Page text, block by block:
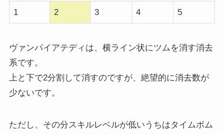
1 2 3 4 5
ヴァンパイアテディは、横ライン状にツムを消す消去
系です。
上と下で2分割して消すのですが、絶望的に消去数が
少ないです。
ただし、その分スキルレベルが低いうちはタイムボム